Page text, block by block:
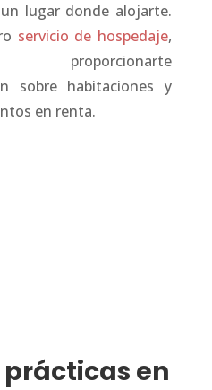
lugar donde alojarte.
servicio de hospedaje,
proporcionarte
sobre habitaciones y
en renta.
en